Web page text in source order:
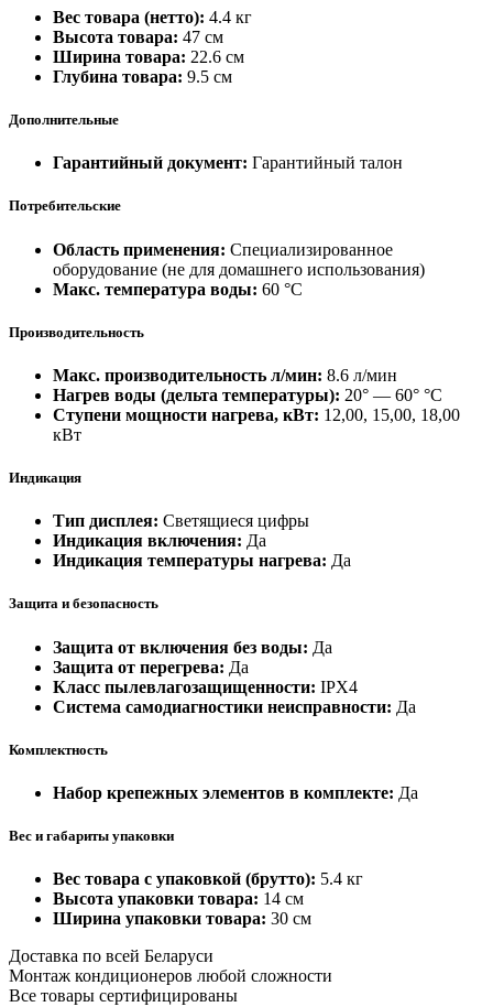
Вес товара (нетто): 4.4 кг
Высота товара: 47 см
Ширина товара: 22.6 см
Глубина товара: 9.5 см
Дополнительные
Гарантийный документ: Гарантийный талон
Потребительские
Область применения: Специализированное
оборудование (не для домашнего использования)
Макс. температура воды: 60 °С
Производительность
Макс. производительность л/мин: 8.6 л/мин
Нагрев воды (дельта температуры): 20° — 60° °С
Ступени мощности нагрева, кВт: 12,00, 15,00, 18,00
кВт
Индикация
Тип дисплея: Светящиеся цифры
Индикация включения: Да
Индикация температуры нагрева: Да
Защита и безопасность
Защита от включения без воды: Да
Защита от перегрева: Да
Класс пылевлагозащищенности: IPX4
Система самодиагностики неисправности: Да
Комплектность
Набор крепежных элементов в комплекте: Да
Вес и габариты упаковки
Вес товара с упаковкой (брутто): 5.4 кг
Высота упаковки товара: 14 см
Ширина упаковки товара: 30 см
Доставка по всей Беларуси
Монтаж кондиционеров любой сложности
Все товары сертифицированы